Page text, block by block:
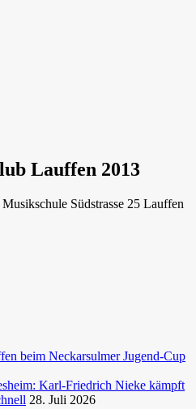
Lauffen 2013
Südstrasse 25 Lauffen
beim Neckarsulmer Jugend-Cup
Karl-Friedrich Nieke kämpft
28. Juli 2026